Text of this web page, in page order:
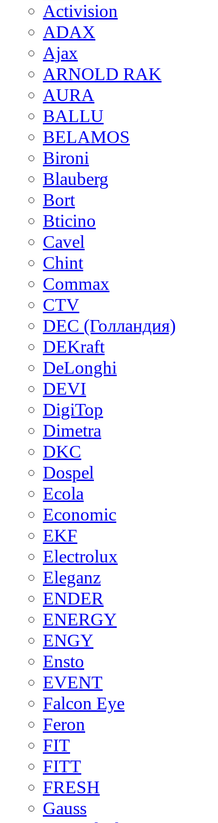
Activision
ADAX
Ajax
ARNOLD RAK
AURA
BALLU
BELAMOS
Bironi
Blauberg
Bort
Bticino
Cavel
Chint
Commax
CTV
DEC (Голландия)
DEKraft
DeLonghi
DEVI
DigiTop
Dimetra
DKC
Dospel
Ecola
Economic
EKF
Electrolux
Eleganz
ENDER
ENERGY
ENGY
Ensto
EVENT
Falcon Eye
Feron
FIT
FITT
FRESH
Gauss